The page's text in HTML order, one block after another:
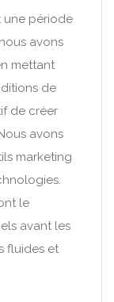
une période
avons
mettant
de
de créer
avons
marketing
le
avant les
fluides et